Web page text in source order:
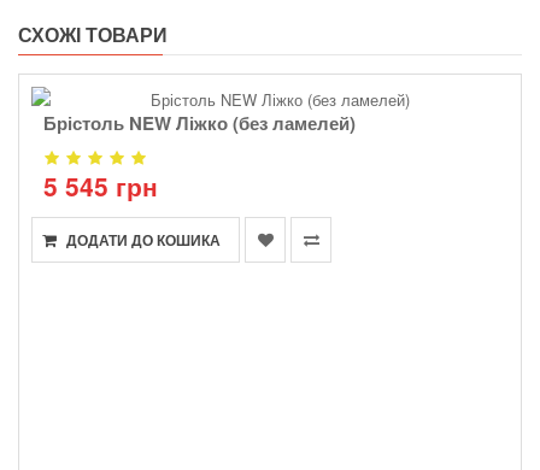
СХОЖІ ТОВАРИ
Брістоль NEW Ліжко (без ламелей)
5 545 грн
ДОДАТИ ДО КОШИКА